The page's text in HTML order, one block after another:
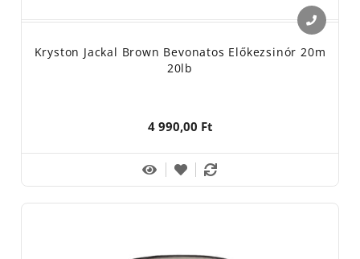
Kryston Jackal Brown Bevonatos Előkezsinór 20m
20lb
4 990,00 Ft